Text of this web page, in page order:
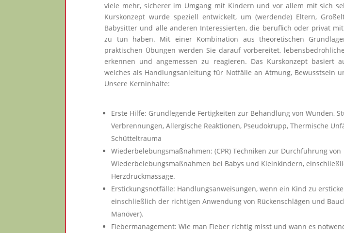
viele mehr, sicherer im Umgang mit Kindern und vor allem mit sich
Kurskonzept wurde speziell entwickelt, um (werdende) Eltern,
Babysitter und alle anderen Interessierten, die beruflich oder privat
zu tun haben. Mit einer Kombination aus theoretischen
praktischen Übungen werden Sie darauf vorbereitet,
erkennen und angemessen zu reagieren. Das Kurskonzept basiert
welches als Handlungsanleitung für Notfälle an Atmung, Bewusstsein
Unsere Kerninhalte:
Erste Hilfe: Grundlegende Fertigkeiten zur Behandlung von Wunden,
Verbrennungen, Allergische Reaktionen, Pseudokrupp, Thermische
Schütteltrauma
Wiederbelebungsmaßnahmen: (CPR) Techniken zur Durchführung von
Wiederbelebungsmaßnahmen bei Babys und Kleinkindern,
Herzdruckmassage.
Erstickungsnotfälle: Handlungsanweisungen, wenn ein Kind zu
einschließlich der richtigen Anwendung von Rückenschlägen und
Manöver).
Fiebermanagement: Wie man Fieber richtig misst und wann es